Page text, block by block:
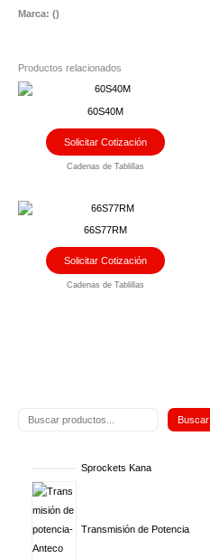
Buscar
Sprockets Kana
Transmisión de Potencia
Marca: ()
Productos relacionados
60S40M
Solicitar Cotización
Cadenas de Tablillas
66S77RM
Solicitar Cotización
Cadenas de Tablillas